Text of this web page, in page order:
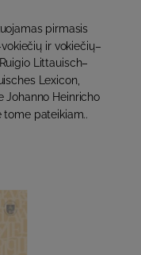
pirmasis
ir vokiečių–
Littauisch–
Lexicon,
Johanno Heinricho
tome pateikiam..